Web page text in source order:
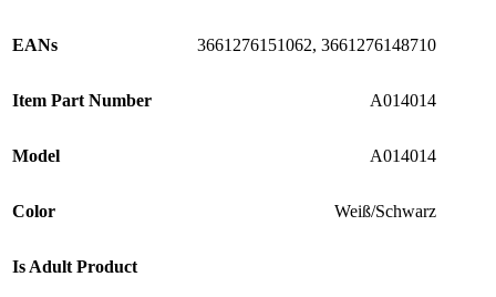
EANs 3661276151062, 3661276148710
Item Part Number A014014
Model A014014
Color Weiß/Schwarz
Is Adult Product